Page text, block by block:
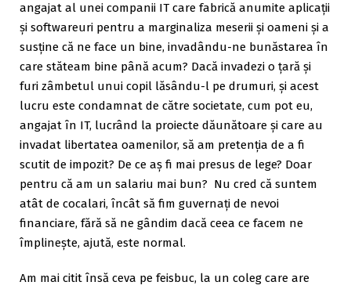
angajat al unei companii IT care fabrică anumite aplicații
și softwareuri pentru a marginaliza meserii și oameni și a
susține că ne face un bine, invadându-ne bunăstarea în
care stăteam bine până acum? Dacă invadezi o țară și
furi zâmbetul unui copil lăsându-l pe drumuri, și acest
lucru este condamnat de către societate, cum pot eu,
angajat în IT, lucrând la proiecte dăunătoare și care au
invadat libertatea oamenilor, să am pretenția de a fi
scutit de impozit? De ce aș fi mai presus de lege? Doar
pentru că am un salariu mai bun? Nu cred că suntem
atât de cocalari, încât să fim guvernați de nevoi
financiare, fără să ne gândim dacă ceea ce facem ne
împlinește, ajută, este normal.
Am mai citit însă ceva pe feisbuc, la un coleg care are